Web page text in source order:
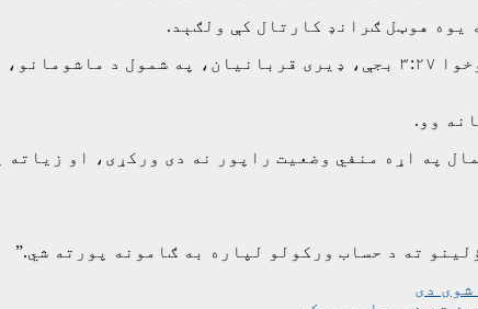
د ښار یوه چارواکي وویل چې د شپې په نیمایي کې د اورلګېدنې وروسته، د ځایي وخت شاوخوا ۳:۲۷ بجې،
په اړه منفي وضعیت راپور نه دی ورکړی، او زیاته
ته د حساب ورکولو لپاره به ګامونه پورته شي.”
دی